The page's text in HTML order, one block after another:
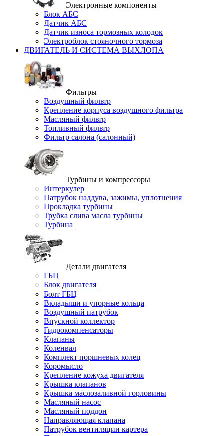
Электронные компоненты
Блок АБС
Датчик АБС
Датчик износа тормозных колодок
Электроблок стояночного тормоза
ДВИГАТЕЛЬ И СИСТЕМА ВЫХЛОПА
Фильтры
Воздушный фильтр
Крепление корпуса воздушного фильтра
Масляный фильтр
Топливный фильтр
Фильтр салона (салонный)
Турбины и компрессоры
Интеркулер
Патрубок наддува, зажимы, уплотнения
Прокладка турбины
Трубка слива масла турбины
Турбина
Детали двигателя
ГБЦ
Блок двигателя
Болт ГБЦ
Вкладыши и упорные кольца
Воздушный патрубок
Впускной коллектор
Гидрокомпенсаторы
Клапаны
Коленвал
Комплект поршневых колец
Коромысло
Крепление кожуха двигателя
Крышка клапанов
Крышка маслозаливной горловины
Масляный насос
Масляный поддон
Направляющая клапана
Патрубок вентиляции картера